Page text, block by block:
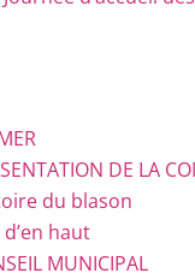
DE LA
du blason
haut
MUNICIPAL